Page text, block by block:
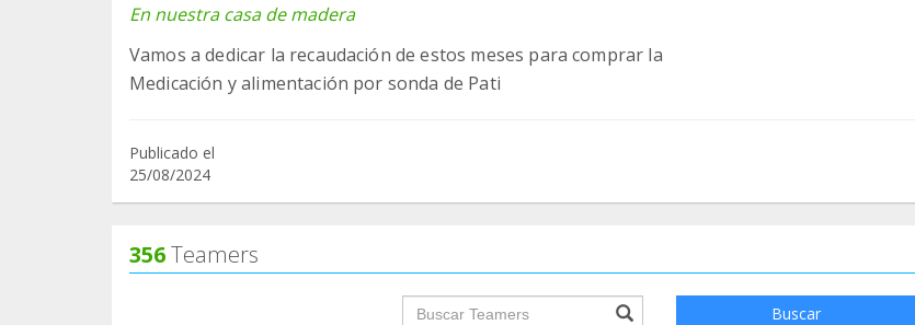
En nuestra casa de madera
Vamos a dedicar la recaudación de estos meses para comprar la
Medicación y alimentación por sonda de Pati
Publicado el
25/08/2024
356Teamers
groupProfile.searchForm.search.text??? Buscar